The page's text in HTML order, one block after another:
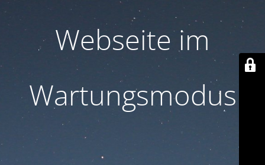
Webseite im
Wartungsmodus